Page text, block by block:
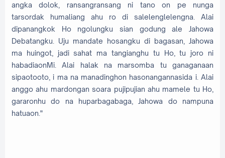
angka dolok, ransangransang ni tano on pe nunga
tarsordak humaliang ahu ro di salelenglelengna. Alai
dipanangkok Ho ngolungku sian godung ale Jahowa
Debatangku. Uju mandate hosangku di bagasan, Jahowa
ma huingot, jadi sahat ma tangianghu tu Ho, tu joro ni
habadiaonMi. Alai halak na marsomba tu ganaganaan
sipaotooto, i ma na manadinghon hasonangannasida i. Alai
anggo ahu mardongan soara pujipujian ahu mamele tu Ho,
gararonhu do na huparbagabaga, Jahowa do nampuna
hatuaon."